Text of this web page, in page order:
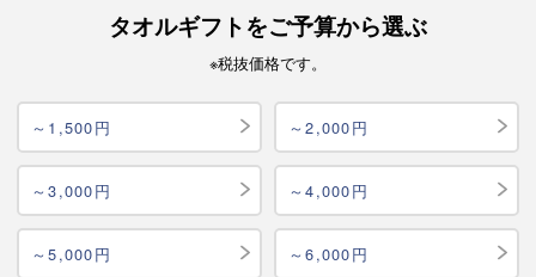
タオルギフトをご予算から選ぶ
※税抜価格です。
～1,500円 ～2,000円
～3,000円 ～4,000円
～5,000円 ～6,000円